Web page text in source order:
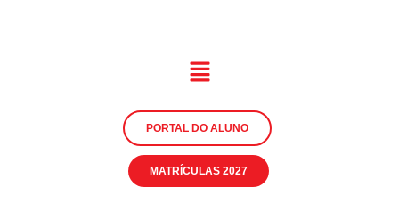
PORTAL DO ALUNO
MATRÍCULAS 2027